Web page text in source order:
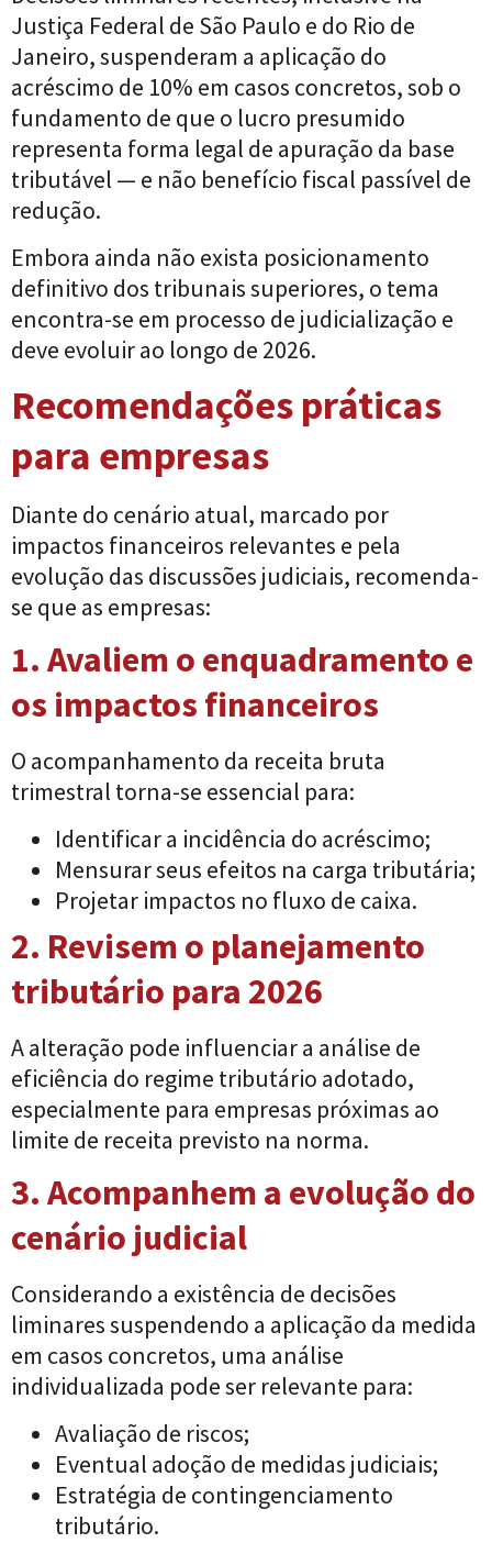
Justiça Federal de São Paulo e do Rio de
Janeiro, suspenderam a aplicação do
acréscimo de 10% em casos concretos, sob o
fundamento de que o lucro presumido
representa forma legal de apuração da base
tributável — e não benefício fiscal passível de
redução.
Embora ainda não exista posicionamento
definitivo dos tribunais superiores, o tema
encontra-se em processo de judicialização e
deve evoluir ao longo de 2026.
Recomendações práticas
para empresas
Diante do cenário atual, marcado por
impactos financeiros relevantes e pela
evolução das discussões judiciais, recomenda-
se que as empresas:
1. Avaliem o enquadramento e
os impactos financeiros
O acompanhamento da receita bruta
trimestral torna-se essencial para:
Identificar a incidência do acréscimo;
Mensurar seus efeitos na carga tributária;
Projetar impactos no fluxo de caixa.
2. Revisem o planejamento
tributário para 2026
A alteração pode influenciar a análise de
eficiência do regime tributário adotado,
especialmente para empresas próximas ao
limite de receita previsto na norma.
3. Acompanhem a evolução do
cenário judicial
Considerando a existência de decisões
liminares suspendendo a aplicação da medida
em casos concretos, uma análise
individualizada pode ser relevante para:
Avaliação de riscos;
Eventual adoção de medidas judiciais;
Estratégia de contingenciamento
tributário.